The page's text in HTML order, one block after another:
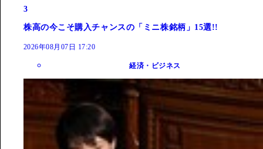
3
株高の今こそ購入チャンスの「ミニ株銘柄」15選!!
2026年08月07日 17:20
経済・ビジネス